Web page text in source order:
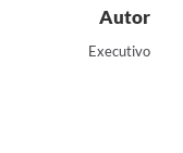
Autor
Executivo